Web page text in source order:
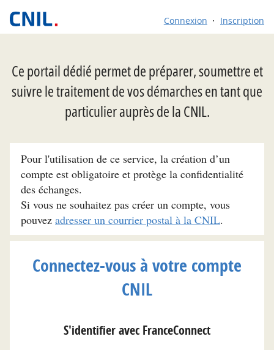
Connexion Inscription
Ce portail dédié permet de préparer, soumettre et
suivre le traitement de vos démarches en tant que
particulier auprès de la CNIL.
Pour l'utilisation de ce service, la création d’un
compte est obligatoire et protège la confidentialité
des échanges.
Si vous ne souhaitez pas créer un compte, vous
pouvez adresser un courrier postal à la CNIL.
Connectez-vous à votre compte
CNIL
S'identifier avec FranceConnect